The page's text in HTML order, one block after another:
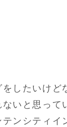
をしたいけど
いと思って
ンシティイ